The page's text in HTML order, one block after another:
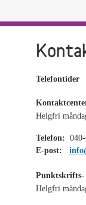
Telefontider
Helgfri
Telefon:
E-post:
Punktskrifts-
Helgfri